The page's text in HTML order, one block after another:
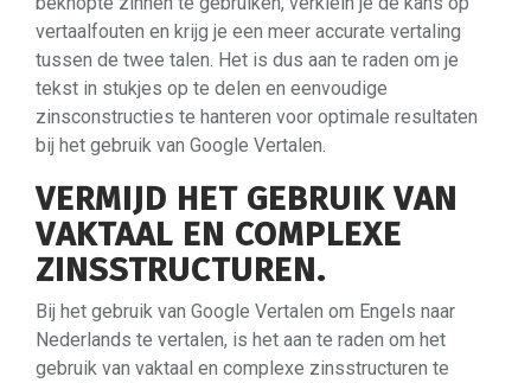
vertaalfouten en krijg je een meer accurate vertaling
tussen de twee talen. Het is dus aan te raden om je
tekst in stukjes op te delen en eenvoudige
zinsconstructies te hanteren voor optimale resultaten
bij het gebruik van Google Vertalen.
VERMIJD HET GEBRUIK VAN
VAKTAAL EN COMPLEXE
ZINSSTRUCTUREN.
Bij het gebruik van Google Vertalen om Engels naar
Nederlands te vertalen, is het aan te raden om het
gebruik van vaktaal en complexe zinsstructuren te